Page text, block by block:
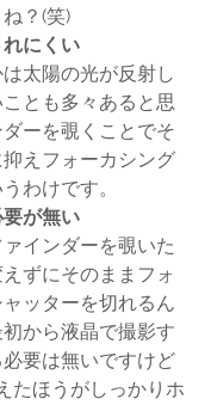
？(笑)
にくい
太陽の光が反射し
とも多々あると思
ーを覗くことでそ
えフォーカシング
わけです。
が無い
インダーを覗いた
ずにそのままフォ
ッターを切れるん
から液晶で撮影す
要は無いですけど
たほうがしっかりホ